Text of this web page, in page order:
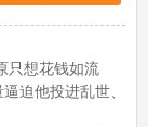
只想花钱如流
迫他投进乱世、